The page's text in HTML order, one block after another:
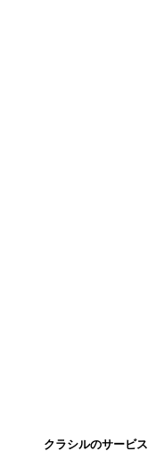
クラシルのサービス